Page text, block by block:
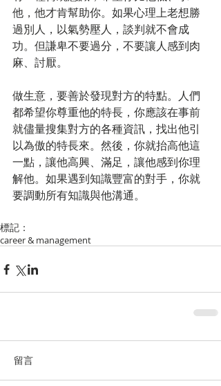
他，他才肯幫助你。如果心理上老想勝
過別人，以氣勢壓人，談判就不會成
功。但謙卑不要過分，不要讓人感到肉
麻、討厭。
做生意，要善於發現對方的特點。人們
都希望你尊重他的特長，你應該在事前
就儘量搜集對方的各種資訊，找出他引
以為傲的特長來。然後，你就抬高他這
一點，讓他高興、滿足，讓他感到你理
解他。如果遇到知識豐富的對手，你就
要調動所有知識與他溝通。
標記：
career & management
留言